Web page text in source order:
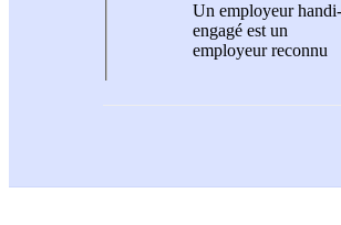
Un employeur handi-
engagé est un
employeur reconnu